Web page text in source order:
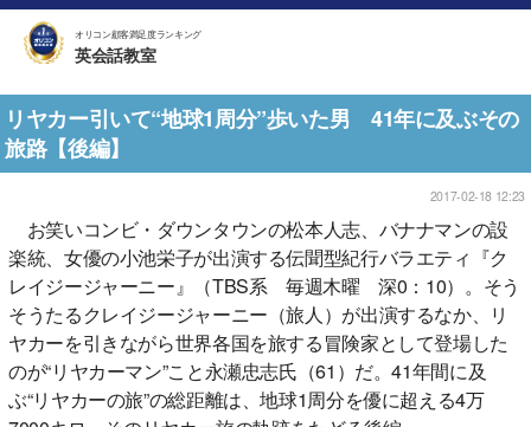
オリコン顧客満足度ランキング
英会話教室
リヤカー引いて“地球1周分”歩いた男 41年に及ぶその
旅路【後編】
2017-02-18 12:23
お笑いコンビ・ダウンタウンの松本人志、バナナマンの設
楽統、女優の小池栄子が出演する伝聞型紀行バラエティ『ク
レイジージャーニー』（TBS系 毎週木曜 深0：10）。そう
そうたるクレイジージャーニー（旅人）が出演するなか、リ
ヤカーを引きながら世界各国を旅する冒険家として登場した
のが“リヤカーマン”こと永瀬忠志氏（61）だ。41年間に及
ぶ“リヤカーの旅”の総距離は、地球1周分を優に超える4万